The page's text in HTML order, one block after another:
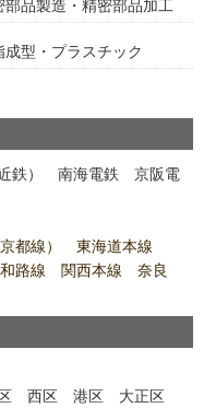
部品製造・精密部品加工
成型・プラスチック
鉄） 南海電鉄
京阪電
都線） 東海道本線
路線 関西本線 奈良
西区 港区
大正区